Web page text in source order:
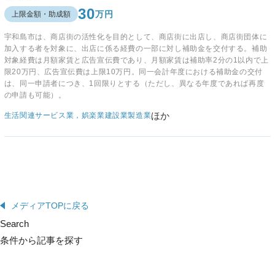
上限金額・助成額 30万円
宇和島市は、商店街の活性化を目的として、商店街に出店し、商店街団体に
加入する者を対象に、出店に係る経費の一部に対し補助金を交付する。補助
対象経費は月額家賃と広告宣伝費であり、月額家賃は補助率2分の1以内で上
限20万円、広告宣伝費は上限10万円。同一会計年度における補助金の交付
は、同一申請者につき、1回限りとする（ただし、異なる年度であれば再度
の申請も可能）。
生活関連サービス業，娯楽業建設業製造業ほか
メディアTOPに戻る
Search
条件から記事を探す